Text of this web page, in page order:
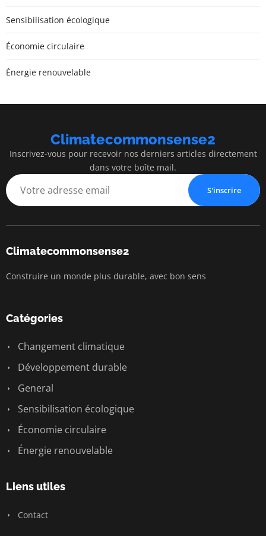
Sensibilisation écologique
Économie circulaire
Énergie renouvelable
Climatecommonsense2
Inscrivez-vous pour recevoir nos derniers articles directement
dans votre boîte mail.
S'inscrire
Climatecommonsense2
Construire un monde plus durable, avec bon sens
Catégories
Changement climatique
Développement durable
General
Sensibilisation écologique
Économie circulaire
Énergie renouvelable
Liens utiles
Contact